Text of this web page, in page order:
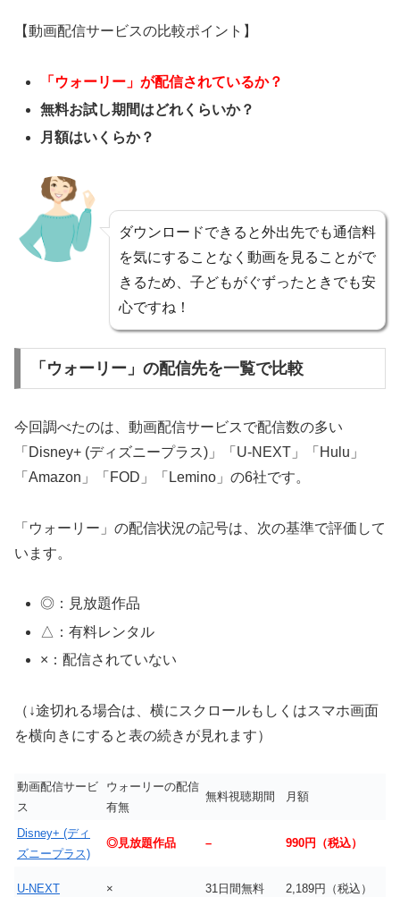
【動画配信サービスの比較ポイント】
「ウォーリー」が配信されているか？
無料お試し期間はどれくらいか？
月額はいくらか？
ダウンロードできると外出先でも通信料
を気にすることなく動画を見ることがで
きるため、子どもがぐずったときでも安
心ですね！
「ウォーリー」の配信先を一覧で比較
今回調べたのは、動画配信サービスで配信数の多い
「Disney+ (ディズニープラス)」「U-NEXT」「Hulu」
「Amazon」「FOD」「Lemino」の6社です。
「ウォーリー」の配信状況の記号は、次の基準で評価して
います。
◎：見放題作品
△：有料レンタル
×：配信されていない
（↓途切れる場合は、横にスクロールもしくはスマホ画面
を横向きにすると表の続きが見れます）
動画配信サービ
ス
ウォーリーの配信
有無
無料視聴期間 月額
Disney+ (ディ
ズニープラス)
◎見放題作品 – 990円（税込）
U-NEXT × 31日間無料 2,189円（税込）